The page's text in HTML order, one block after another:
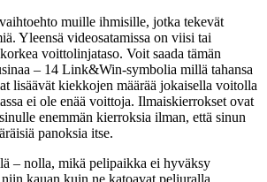
muille ihmisille, jotka tekevät
Yleensä videosatamissa on viisi tai
voittolinjataso. Voit saada tämän
– 14 Link&Win-symbolia millä tahansa
lisäävät kiekkojen määrää jokaisella voitolla
ei ole enää voittoja. Ilmaiskierrokset ovat
enemmän kierroksia ilman, että sinun
panoksia itse.
– nolla, mikä pelipaikka ei hyväksy